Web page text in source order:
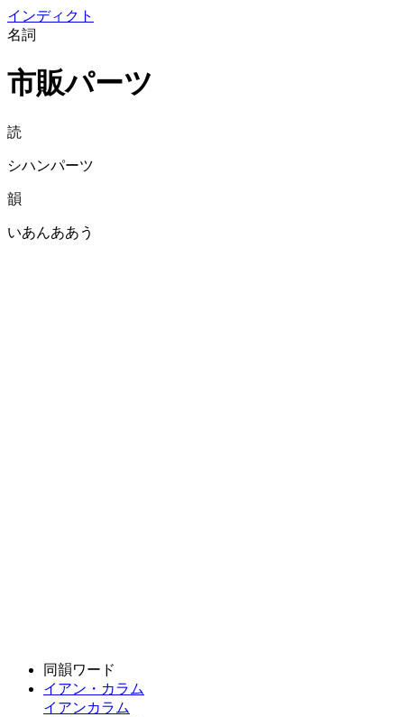
インディクト
名詞
市販パーツ
読
シハンパーツ
韻
いあんああう
同韻ワード
イアン・カラム
イアンカラム